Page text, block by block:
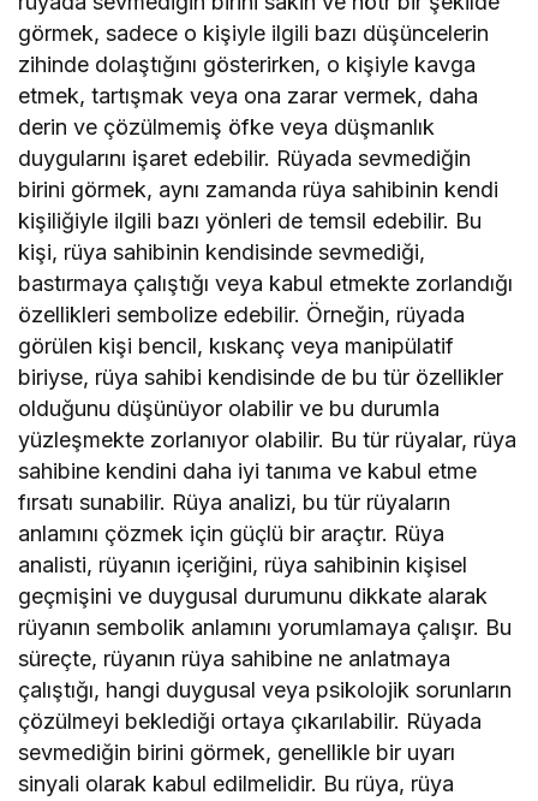
görmek, sadece o kişiyle ilgili bazı düşüncelerin
zihinde dolaştığını gösterirken, o kişiyle kavga
etmek, tartışmak veya ona zarar vermek, daha
derin ve çözülmemiş öfke veya düşmanlık
duygularını işaret edebilir. Rüyada sevmediğin
birini görmek, aynı zamanda rüya sahibinin kendi
kişiliğiyle ilgili bazı yönleri de temsil edebilir. Bu
kişi, rüya sahibinin kendisinde sevmediği,
bastırmaya çalıştığı veya kabul etmekte zorlandığı
özellikleri sembolize edebilir. Örneğin, rüyada
görülen kişi bencil, kıskanç veya manipülatif
biriyse, rüya sahibi kendisinde de bu tür özellikler
olduğunu düşünüyor olabilir ve bu durumla
yüzleşmekte zorlanıyor olabilir. Bu tür rüyalar, rüya
sahibine kendini daha iyi tanıma ve kabul etme
fırsatı sunabilir. Rüya analizi, bu tür rüyaların
anlamını çözmek için güçlü bir araçtır. Rüya
analisti, rüyanın içeriğini, rüya sahibinin kişisel
geçmişini ve duygusal durumunu dikkate alarak
rüyanın sembolik anlamını yorumlamaya çalışır. Bu
süreçte, rüyanın rüya sahibine ne anlatmaya
çalıştığı, hangi duygusal veya psikolojik sorunların
çözülmeyi beklediği ortaya çıkarılabilir. Rüyada
sevmediğin birini görmek, genellikle bir uyarı
sinyali olarak kabul edilmelidir. Bu rüya, rüya